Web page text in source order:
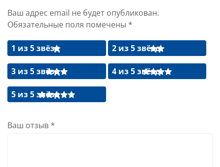
Ваш адрес email не будет опубликован.
Обязательные поля помечены *
1 из 5 звёзд 2 из 5 звёзд
3 из 5 звёзд 4 из 5 звёзд
5 из 5 звёзд
Ваш отзыв *